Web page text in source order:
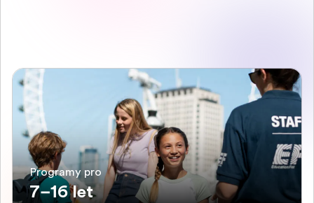
Programy pro
7–16 let